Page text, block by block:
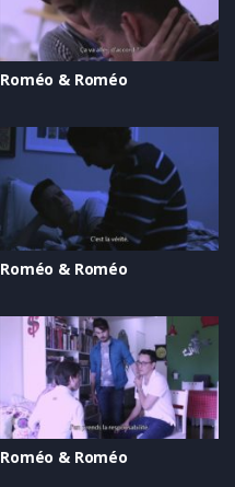
Roméo & Roméo
Roméo & Roméo
Roméo & Roméo